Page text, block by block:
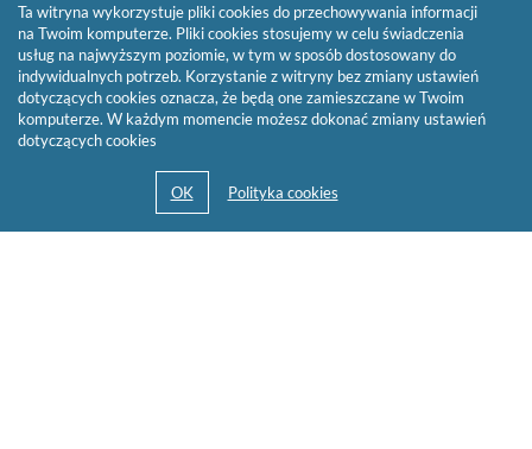
Ta witryna wykorzystuje pliki cookies do przechowywania informacji
na Twoim komputerze. Pliki cookies stosujemy w celu świadczenia
usług na najwyższym poziomie, w tym w sposób dostosowany do
indywidualnych potrzeb. Korzystanie z witryny bez zmiany ustawień
dotyczących cookies oznacza, że będą one zamieszczane w Twoim
komputerze. W każdym momencie możesz dokonać zmiany ustawień
dotyczących cookies